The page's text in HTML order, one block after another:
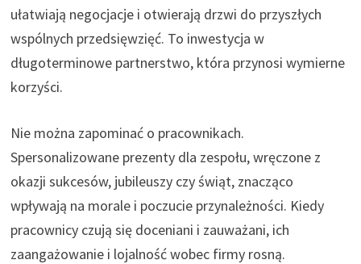
ułatwiają negocjacje i otwierają drzwi do przyszłych
wspólnych przedsięwzięć. To inwestycja w
długoterminowe partnerstwo, która przynosi wymierne
korzyści.
Nie można zapominać o pracownikach.
Spersonalizowane prezenty dla zespołu, wręczone z
okazji sukcesów, jubileuszy czy świąt, znacząco
wpływają na morale i poczucie przynależności. Kiedy
pracownicy czują się doceniani i zauważani, ich
zaangażowanie i lojalność wobec firmy rosną.